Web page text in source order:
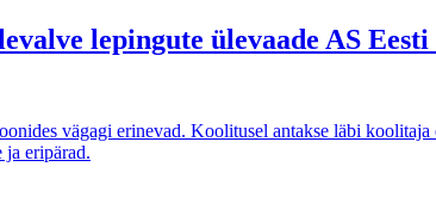
lepingute ülevaade AS
vägagi erinevad. Koolitusel antakse läbi
ja eripärad.